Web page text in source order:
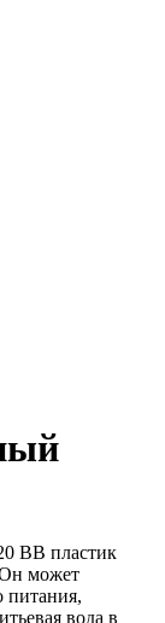
BB пластик
может
питания,
вода в